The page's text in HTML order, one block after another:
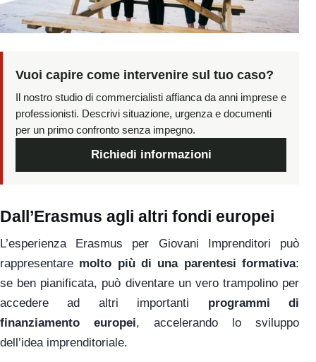
Vuoi capire come intervenire sul tuo caso?
Il nostro studio di commercialisti affianca da anni imprese e
professionisti. Descrivi situazione, urgenza e documenti
per un primo confronto senza impegno.
Richiedi informazioni
Dall’Erasmus agli altri fondi europei
L’esperienza Erasmus per Giovani Imprenditori può
rappresentare molto più di una parentesi formativa:
se ben pianificata, può diventare un vero trampolino per
accedere ad altri importanti programmi di
finanziamento europei, accelerando lo sviluppo
dell’idea imprenditoriale.